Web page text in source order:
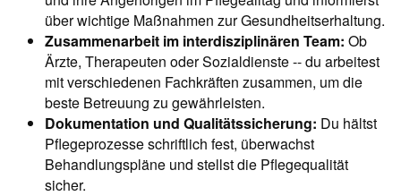
über wichtige Maßnahmen zur Gesundheitserhaltung.
Zusammenarbeit im interdisziplinären Team: Ob
Ärzte, Therapeuten oder Sozialdienste -- du arbeitest
mit verschiedenen Fachkräften zusammen, um die
beste Betreuung zu gewährleisten.
Dokumentation und Qualitätssicherung: Du hältst
Pflegeprozesse schriftlich fest, überwachst
Behandlungspläne und stellst die Pflegequalität
sicher.